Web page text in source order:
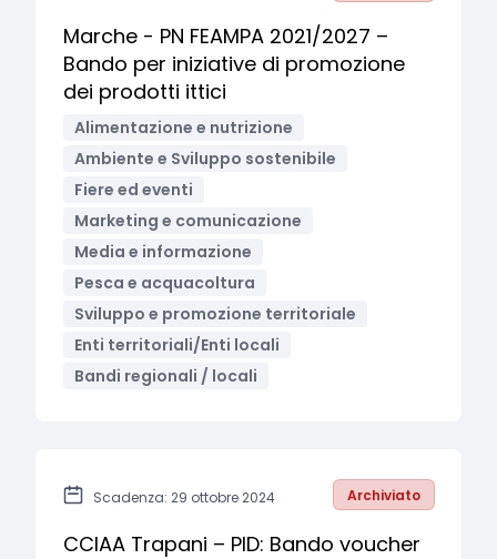
Marche - PN FEAMPA 2021/2027 –
Bando per iniziative di promozione
dei prodotti ittici
Alimentazione e nutrizione
Ambiente e Sviluppo sostenibile
Fiere ed eventi
Marketing e comunicazione
Media e informazione
Pesca e acquacoltura
Sviluppo e promozione territoriale
Enti territoriali/Enti locali
Bandi regionali / locali
Scadenza: 29 ottobre 2024 Archiviato
CCIAA Trapani – PID: Bando voucher